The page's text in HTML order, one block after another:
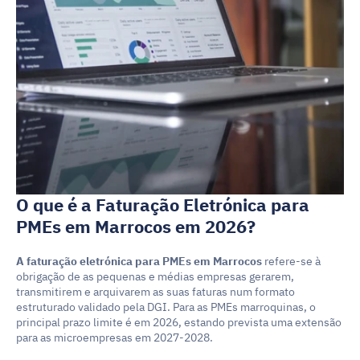
O que é a Faturação Eletrónica para
PMEs em Marrocos em 2026?
A faturação eletrónica para PMEs em Marrocos refere-se à
obrigação de as pequenas e médias empresas gerarem,
transmitirem e arquivarem as suas faturas num formato
estruturado validado pela DGI. Para as PMEs marroquinas, o
principal prazo limite é em 2026, estando prevista uma extensão
para as microempresas em 2027-2028.